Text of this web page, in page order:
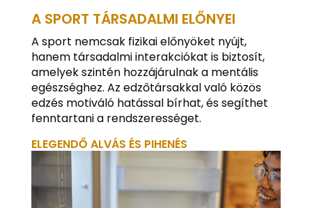
A SPORT TÁRSADALMI ELŐNYEI
A sport nemcsak fizikai előnyöket nyújt,
hanem társadalmi interakciókat is biztosít,
amelyek szintén hozzájárulnak a mentális
egészséghez. Az edzőtársakkal való közös
edzés motiváló hatással bírhat, és segíthet
fenntartani a rendszerességet.
ELEGENDŐ ALVÁS ÉS PIHENÉS